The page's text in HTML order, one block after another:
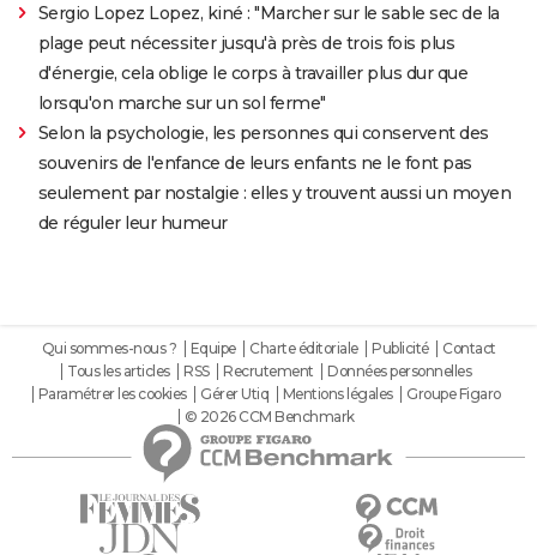
Sergio Lopez Lopez, kiné : "Marcher sur le sable sec de la
plage peut nécessiter jusqu'à près de trois fois plus
d'énergie, cela oblige le corps à travailler plus dur que
lorsqu'on marche sur un sol ferme"
Selon la psychologie, les personnes qui conservent des
souvenirs de l'enfance de leurs enfants ne le font pas
seulement par nostalgie : elles y trouvent aussi un moyen
de réguler leur humeur
Qui sommes-nous ? Equipe Charte éditoriale Publicité
Contact
Tous les articles
RSS Recrutement
Données personnelles
Paramétrer les cookies
Gérer Utiq Mentions légales
Groupe Figaro
© 2026 CCM Benchmark